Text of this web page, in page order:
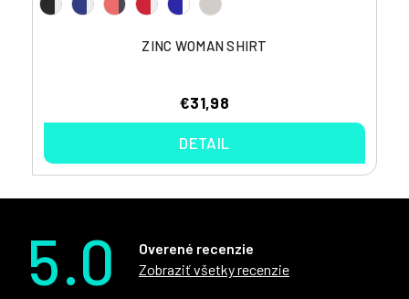
ZINC WOMAN SHIRT
€31,98
DETAIL
5.0
Overené recenzie
Zobraziť všetky recenzie